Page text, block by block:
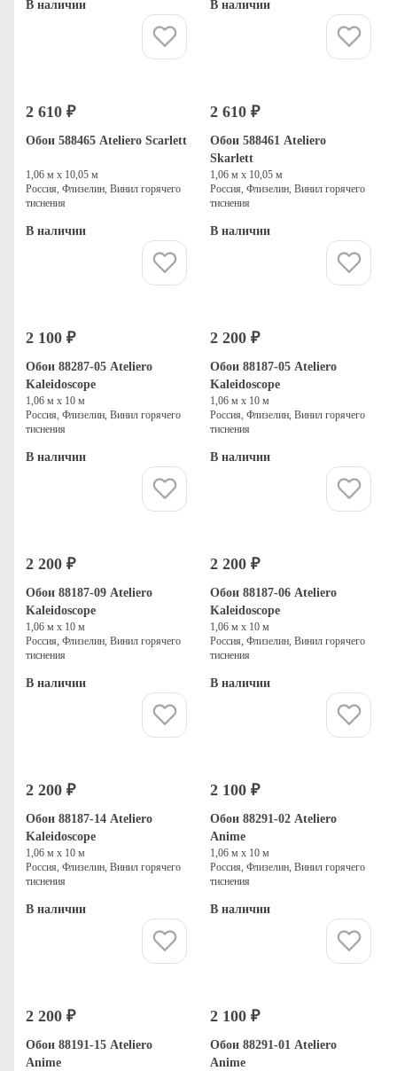
В наличии В наличии
2 610 ₽
Обои 588465 Ateliero Scarlett
1,06 м х 10,05 м
Россия, Флизелин, Винил горячего
тиснения
В наличии
2 610 ₽
Обои 588461 Ateliero
Skarlett
1,06 м х 10,05 м
Россия, Флизелин, Винил горячего
тиснения
В наличии
2 100 ₽
Обои 88287-05 Ateliero
Kaleidoscope
1,06 м х 10 м
Россия, Флизелин, Винил горячего
тиснения
В наличии
2 200 ₽
Обои 88187-05 Ateliero
Kaleidoscope
1,06 м х 10 м
Россия, Флизелин, Винил горячего
тиснения
В наличии
2 200 ₽
Обои 88187-09 Ateliero
Kaleidoscope
1,06 м х 10 м
Россия, Флизелин, Винил горячего
тиснения
В наличии
2 200 ₽
Обои 88187-06 Ateliero
Kaleidoscope
1,06 м х 10 м
Россия, Флизелин, Винил горячего
тиснения
В наличии
2 200 ₽
Обои 88187-14 Ateliero
Kaleidoscope
1,06 м х 10 м
Россия, Флизелин, Винил горячего
тиснения
В наличии
2 100 ₽
Обои 88291-02 Ateliero
Anime
1,06 м х 10 м
Россия, Флизелин, Винил горячего
тиснения
В наличии
2 200 ₽
Обои 88191-15 Ateliero
Anime
2 100 ₽
Обои 88291-01 Ateliero
Anime